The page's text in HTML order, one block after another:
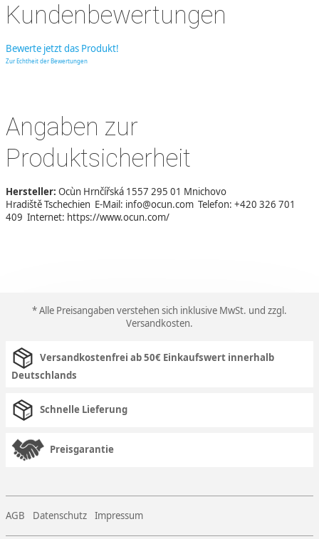
Kundenbewertungen
Bewerte jetzt das Produkt!
Zur Echtheit der Bewertungen
Angaben zur
Produktsicherheit
Hersteller: Ocùn Hrnčířská 1557 295 01 Mnichovo
Hradiště Tschechien E-Mail: info@ocun.com Telefon: +420 326 701
409 Internet: https://www.ocun.com/
* Alle Preisangaben verstehen sich inklusive MwSt. und zzgl.
Versandkosten.
Versandkostenfrei ab 50€ Einkaufswert innerhalb
Deutschlands
Schnelle Lieferung
Preisgarantie
AGB Datenschutz Impressum